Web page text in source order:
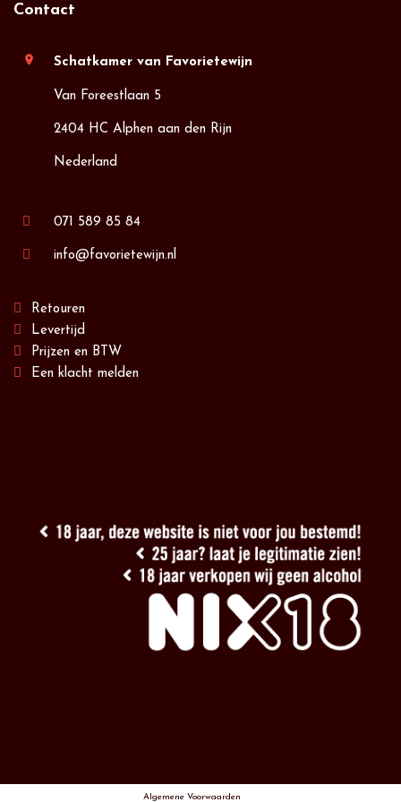
Contact
location_on Schatkamer van Favorietewijn
Van Foreestlaan 5
2404 HC Alphen aan den Rijn
Nederland
071 589 85 84
info@favorietewijn.nl
Retouren
Levertijd
Prijzen en BTW
Een klacht melden
Algemene Voorwaarden